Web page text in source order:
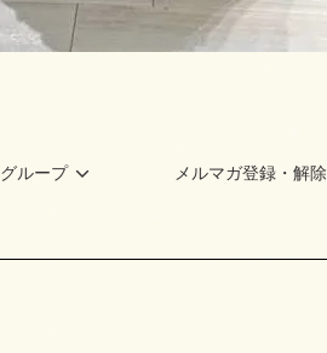
グループ メルマガ登録・解除